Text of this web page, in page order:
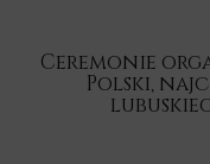
Ceremonie
Polski,